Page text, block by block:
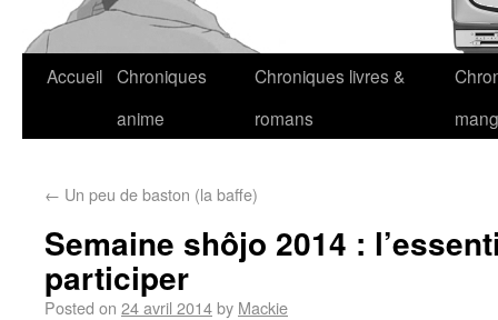
Accueil Chroniques
anime
Chroniques livres &
romans
← Un peu de baston (la baffe)
Semaine shôjo 2014 :
participer
Posted on 24 avril 2014by Mackie